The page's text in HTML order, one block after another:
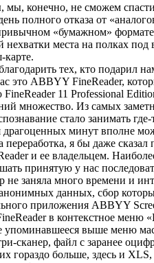
конечно, не сможем спасти
полного отказа от
«бумажном»
нехватки места на полках
тех, кто подарил
это ABBYY FineReader,
11 Professional
множество. Из самых
стало занимать
минут вполне
я бы даже
и ее владельцем.
принятую у нас
не заняла много времени и
данных, сбор
приложения ABBYY
в контекстное
упоминавшееся выше меню
три-сканер, файл с заранее
гораздо больше, здесь и